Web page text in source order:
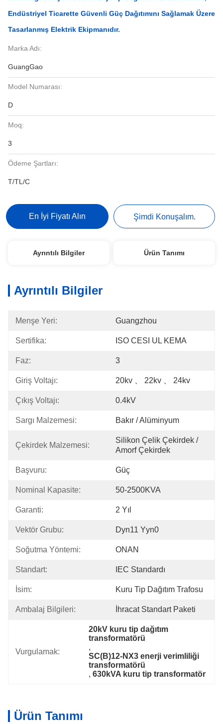
Endüstriyel Ticarette Güvenli Güç Dağıtımını Sağlamak Üzere
Tasarlanmış Elektrik Ekipmanıdır.
Marka Adı:
GuangGao
Model Numarası:
D
Moq:
3
Ödeme Şartları:
T/TL/C
En İyi Fiyatı Alın Şimdi Konuşalım.
Ayrıntılı Bilgiler Ürün Tanımı
Ayrıntılı Bilgiler
Menşe Yeri: Guangzhou
Sertifika: ISO CESI UL KEMA
Faz: 3
Giriş Voltajı: 20kv 、 22kv 、 24kv
Çıkış Voltajı: 0.4kV
Sargı Malzemesi: Bakır / Alüminyum
Çekirdek Malzemesi:
Silikon Çelik Çekirdek /
Amorf Çekirdek
Başvuru: Güç
Nominal Kapasite: 50-2500KVA
Garanti: 2 Yıl
Vektör Grubu: Dyn11 Yyn0
Soğutma Yöntemi: ONAN
Standart: IEC Standardı
İsim: Kuru Tip Dağıtım Trafosu
Ambalaj Bilgileri: İhracat Standart Paketi
Vurgulamak:
20kV kuru tip dağıtım
transformatörü
,
SC(B)12-NX3 enerji verimliliği
transformatörü
, 630kVA kuru tip transformatör
Ürün Tanımı